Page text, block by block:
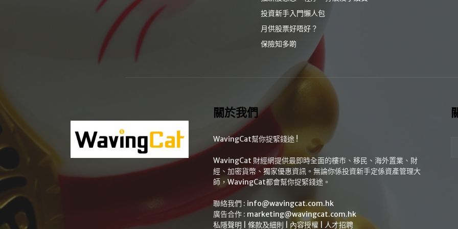
投資新手入門懶人包
月供股票好唔好？
保險知多啲
關於我們
WavingCat幫你捉緊錢途 !
WavingCat 財經網提供最即時全面的樓市、移民、海外置業、財
經、加密貨幣、獨家優惠資訊。無論你係投資新手定係資產管理大
師，WavingCat都會幫你捉緊錢途。
聯絡我們 : info@wavingcat.com.hk
廣告合作 : marketing@wavingcat.com.hk
私隱聲明
條款及細則 內容授權 人才招聘